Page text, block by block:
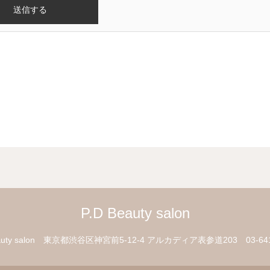
P.D Beauty salon
salon 東京都渋谷区神宮前5-12-4 アルカディア表参道203 03-